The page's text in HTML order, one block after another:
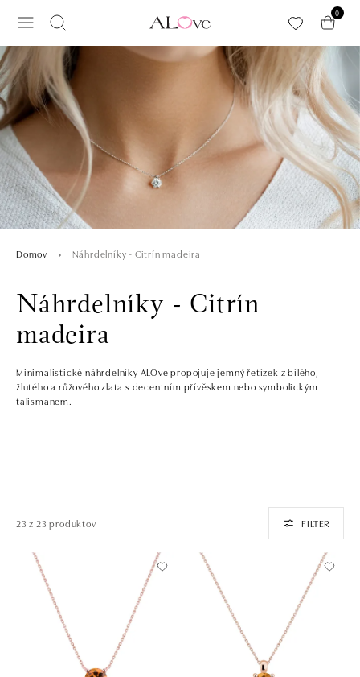
0
Domov Náhrdelníky - Citrín madeira
Náhrdelníky - Citrín
madeira
Minimalistické náhrdelníky ALOve propojuje jemný řetízek z bílého,
žlutého a růžového zlata s decentním přívěskem nebo symbolickým
talismanem.
23 z 23 produktov FILTER